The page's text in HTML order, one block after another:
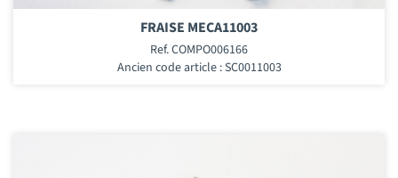
FRAISE MECA11003
Ref. COMPO006166
Ancien code article : SC0011003